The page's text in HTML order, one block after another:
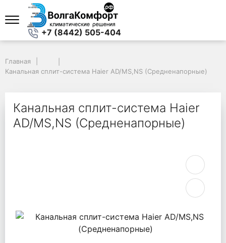
+7 (8442) 505-404
Канальная сплит-система Haier AD/MS,NS (Средненапорные)
Главная
Канальная сплит-система Haier AD/MS,NS (Средненапорные)
Канальная сплит-система Haier
AD/MS,NS (Средненапорные)